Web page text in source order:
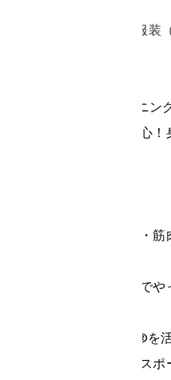
●服装：動きやすい服装
前半：コアチューニン
はじめての方でも安心
・座学：「呼吸・脳・
・体操教室：みんなで
・コアチューニング®を
①スポーツブース：ス